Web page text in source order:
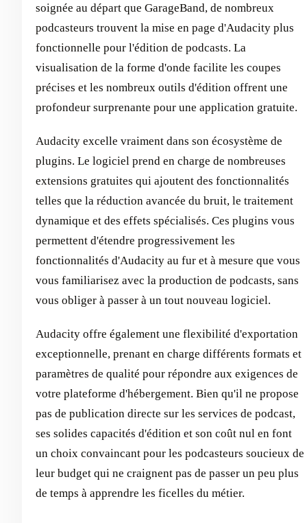
soignée au départ que GarageBand, de nombreux
podcasteurs trouvent la mise en page d'Audacity plus
fonctionnelle pour l'édition de podcasts. La
visualisation de la forme d'onde facilite les coupes
précises et les nombreux outils d'édition offrent une
profondeur surprenante pour une application gratuite.
Audacity excelle vraiment dans son écosystème de
plugins. Le logiciel prend en charge de nombreuses
extensions gratuites qui ajoutent des fonctionnalités
telles que la réduction avancée du bruit, le traitement
dynamique et des effets spécialisés. Ces plugins vous
permettent d'étendre progressivement les
fonctionnalités d'Audacity au fur et à mesure que vous
vous familiarisez avec la production de podcasts, sans
vous obliger à passer à un tout nouveau logiciel.
Audacity offre également une flexibilité d'exportation
exceptionnelle, prenant en charge différents formats et
paramètres de qualité pour répondre aux exigences de
votre plateforme d'hébergement. Bien qu'il ne propose
pas de publication directe sur les services de podcast,
ses solides capacités d'édition et son coût nul en font
un choix convaincant pour les podcasteurs soucieux de
leur budget qui ne craignent pas de passer un peu plus
de temps à apprendre les ficelles du métier.